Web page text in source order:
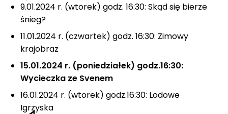
9.01.2024 r. (wtorek) godz. 16:30: Skąd się bierze
śnieg?
11.01.2024 r. (czwartek) godz. 16:30: Zimowy
krajobraz
15.01.2024 r. (poniedziałek) godz.16:30:
Wycieczka ze Svenem
16.01.2024 r. (wtorek) godz.16:30: Lodowe
Igrzyska